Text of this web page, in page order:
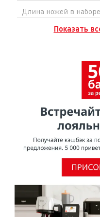
Длина ножей в наборе
Показать